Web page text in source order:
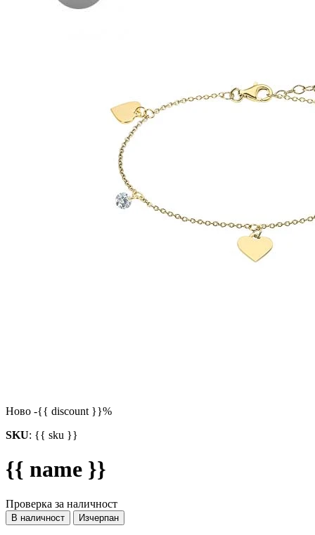
Ново -{{ discount }}%
SKU: {{ sku }}
{{ name }}
Проверка за наличност
В наличност Изчерпан